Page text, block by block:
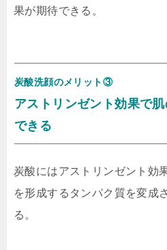
果が期待できる。
炭酸洗顔のメリット③
アストリンゼント効果で
できる
炭酸にはアストリンゼント効
を形成するタンパク質を変成
る。